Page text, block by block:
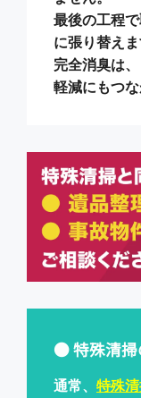
最後の工程
に張り替えま
完全消臭は
軽減にもつな
● 特殊清掃
通常、 特殊